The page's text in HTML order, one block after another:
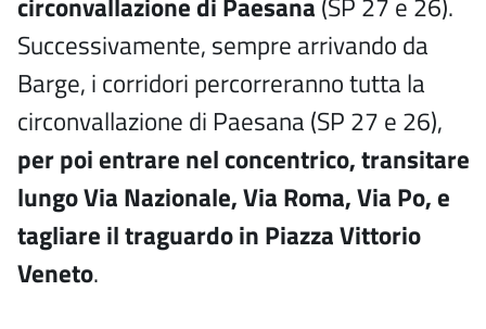
Successivamente, sempre arrivando da
Barge, i corridori percorreranno tutta la
circonvallazione di Paesana (SP 27 e 26),
per poi entrare nel concentrico, transitare
lungo Via Nazionale, Via Roma, Via Po, e
tagliare il traguardo in Piazza Vittorio
Veneto.